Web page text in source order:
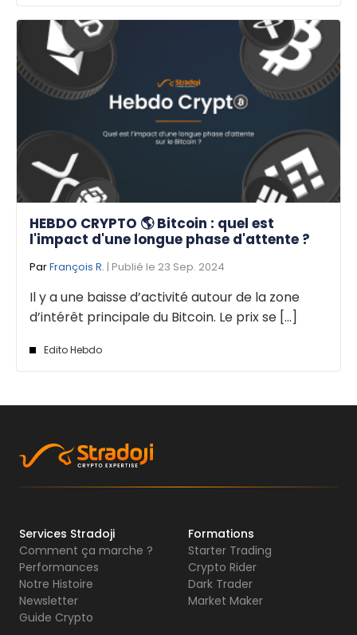
HEBDO CRYPTO 🌎 Bitcoin : quel est
l'impact d'une longue phase d'attente ?
ParFrançois R. | Publié le 23 Sep. 2024
Il y a une baisse d’activité autour de la zone
d’intérêt principale du Bitcoin. Le prix se [...]
Edito Hebdo
Services Stradoji
Comment ça marche ?
Performances
Notre Histoire
Newsletter
Guide Crypto
Formations
Starter Trading
Crypto Rider
Dark Trader
Market Maker